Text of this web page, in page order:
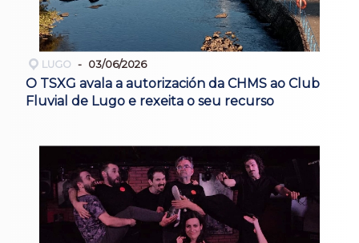
LUGO 03/06/2026
O TSXG avala a autorización da CHMS ao Club
Fluvial de Lugo e rexeita o seu recurso